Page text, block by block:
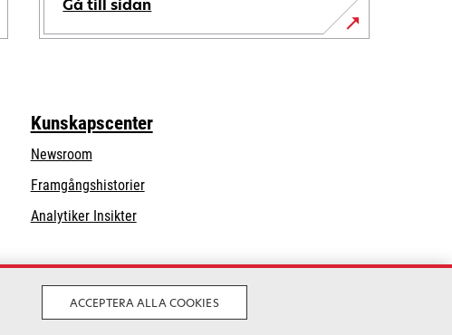
Gå till sidan
Kunskapscenter
Newsroom
Framgångshistorier
Analytiker Insikter
ACCEPTERA ALLA COOKIES